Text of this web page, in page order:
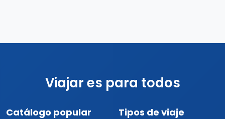
Viajar es para todos
Catálogo popular Tipos de viaje